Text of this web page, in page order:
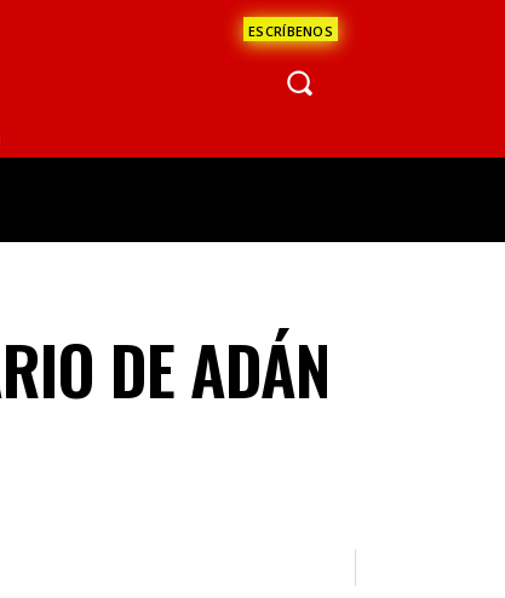
ESCRÍBENOS
JUAN DEL RÍO 93.1 FM | GUADALAJARA 1510 AM | LA
DE ADÁN